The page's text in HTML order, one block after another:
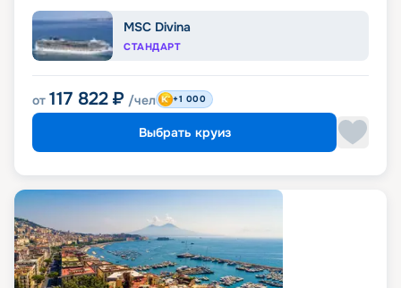
MSC Divina
СТАНДАРТ
от 117 822 ₽ /чел +1 000
Выбрать круиз